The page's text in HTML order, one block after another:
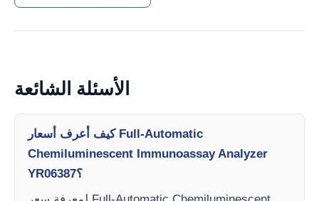
الأسئلة الشائعة
كيف أعرف أسعار Full-Automatic
Chemiluminescent Immunoassay Analyzer
YR06387؟